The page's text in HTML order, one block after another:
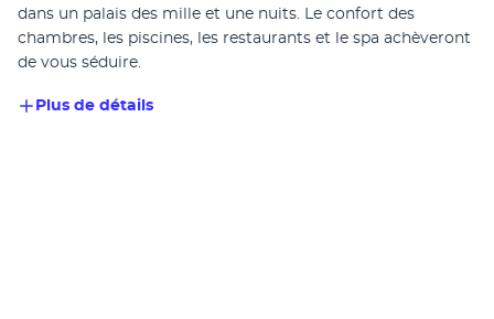
dans un palais des mille et une nuits. Le confort des
chambres, les piscines, les restaurants et le spa achèveront
de vous séduire.
Plus de détails